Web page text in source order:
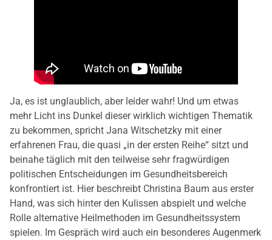
Ja, es ist unglaublich, aber leider wahr! Und um etwas
mehr Licht ins Dunkel dieser wirklich wichtigen Thematik
zu bekommen, spricht Jana Witschetzky mit einer
erfahrenen Frau, die quasi „in der ersten Reihe“ sitzt und
beinahe täglich mit den teilweise sehr fragwürdigen
politischen Entscheidungen im Gesundheitsbereich
konfrontiert ist. Hier beschreibt Christina Baum aus erster
Hand, was sich hinter den Kulissen abspielt und welche
Rolle alternative Heilmethoden im Gesundheitssystem
spielen. Im Gespräch wird auch ein besonderes Augenmerk